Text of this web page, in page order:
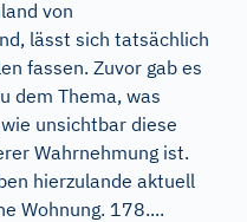
von
lässt sich tatsächlich
fassen. Zuvor gab es
dem Thema, was
unsichtbar diese
Wahrnehmung ist.
hierzulande aktuell
Wohnung. 178....